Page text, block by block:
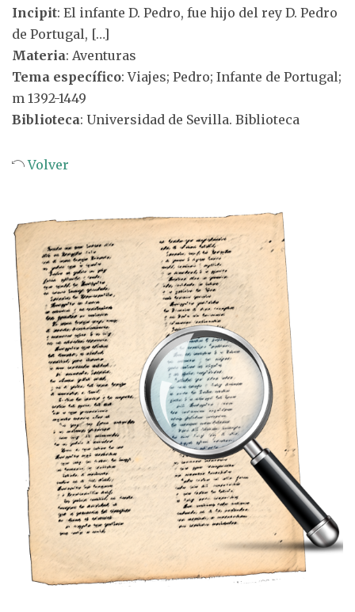
Incipit: El infante D. Pedro, fue hijo del rey D. Pedro
de Portugal, […]
Materia: Aventuras
Tema específico: Viajes; Pedro; Infante de Portugal;
m 1392-1449
Biblioteca: Universidad de Sevilla. Biblioteca
Volver